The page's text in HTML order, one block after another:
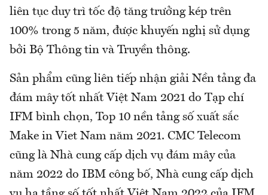
liên tục duy trì tốc độ tăng trưởng kép trên
100% trong 5 năm, được khuyến nghị sử dụng
bởi Bộ Thông tin và Truyền thông.
Sản phẩm cũng liên tiếp nhận giải Nền tảng đa
đám mây tốt nhất Việt Nam 2021 do Tạp chí
IFM bình chọn, Top 10 nền tảng số xuất sắc
Make in Viet Nam năm 2021. CMC Telecom
cũng là Nhà cung cấp dịch vụ đám mây của
năm 2022 do IBM công bố, Nhà cung cấp dịch